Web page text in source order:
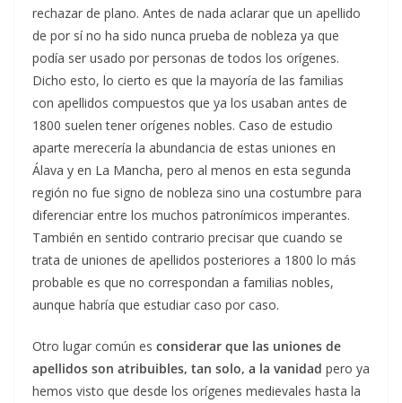
rechazar de plano. Antes de nada aclarar que un apellido
de por sí no ha sido nunca prueba de nobleza ya que
podía ser usado por personas de todos los orígenes.
Dicho esto, lo cierto es que la mayoría de las familias
con apellidos compuestos que ya los usaban antes de
1800 suelen tener orígenes nobles. Caso de estudio
aparte merecería la abundancia de estas uniones en
Álava y en La Mancha, pero al menos en esta segunda
región no fue signo de nobleza sino una costumbre para
diferenciar entre los muchos patronímicos imperantes.
También en sentido contrario precisar que cuando se
trata de uniones de apellidos posteriores a 1800 lo más
probable es que no correspondan a familias nobles,
aunque habría que estudiar caso por caso.
Otro lugar común es considerar que las uniones de
apellidos son atribuibles, tan solo, a la vanidad pero ya
hemos visto que desde los orígenes medievales hasta la